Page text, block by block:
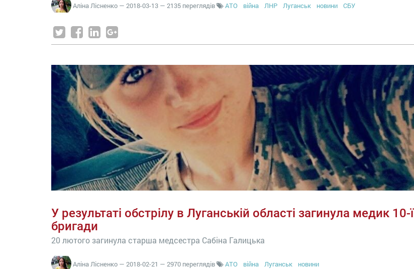
Аліна Лісненко — 2018-03-13 — 2135 переглядів АТО війна ЛНР Луганськ новини СБУ
У результаті обстрілу в Луганській області загинула медик 10-ї
бригади
20 лютого загинула старша медсестра Сабіна Галицька
Аліна Лісненко — 2018-02-21 — 2970 переглядів АТО війна Луганськ новини